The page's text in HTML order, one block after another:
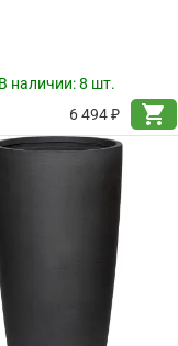
наличии:8 шт.
6 494 ₽
shopping_cart